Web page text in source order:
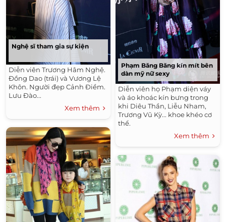
Nghệ sĩ tham gia sự kiện
Diễn viên Trương Hâm Nghệ.
Đồng Dao (trái) và Vương Lệ
Khôn. Người đẹp Cảnh Điềm.
Lưu Đào...
Xem thêm
Phạm Băng Băng kín mít bên
dàn mỹ nữ sexy
Diễn viên họ Phạm diện váy
và áo khoác kín bưng trong
khi Diêu Thần, Liễu Nham,
Trương Vũ Kỳ... khoe khéo cơ
thể.
Xem thêm